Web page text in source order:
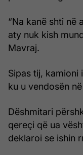
“Na kanë shti në
aty nuk kish
Mavraj.
Sipas tij, kamioni
ku u vendosën
Dëshmitari
qereçi që ua
deklaroi se ishin